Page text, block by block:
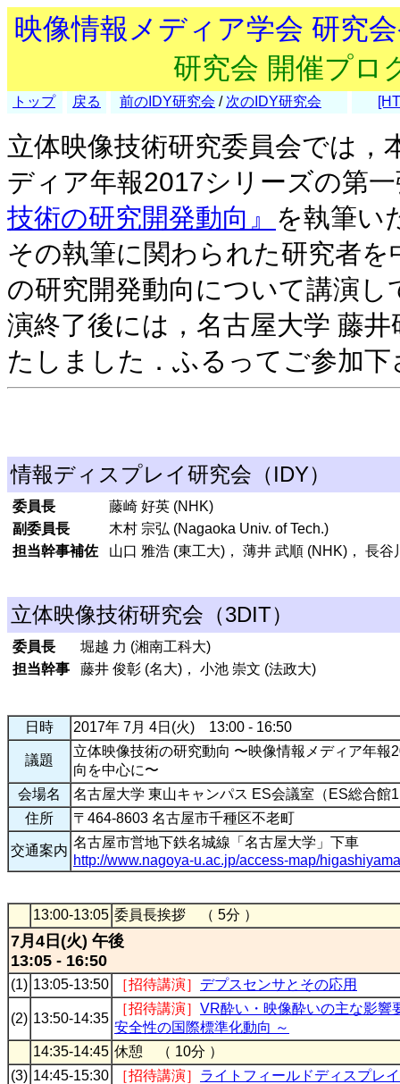
映像情報メディア学会 研究
研究会 開催プロ
トップ 戻る 前のIDY研究会 / 次のIDY研究会
立体映像技術研究委員会では，
ディア年報2017シリーズの第
技術の研究開発動向』 を執筆い
その執筆に関わられた研究者を
の研究開発動向について講演
演終了後には，名古屋大学 藤
たしました．ふるってご参加下
情報ディスプレイ研究会（IDY）
委員長
藤崎 好英 (NHK)
副委員長
木村 宗弘 (Nagaoka Univ. of Tech.)
担当幹事補佐
山口 雅浩 (東工大)， 薄井 武順 (NHK)， 長谷
立体映像技術研究会（3DIT）
委員長
堀越 力 (湘南工科大)
担当幹事
藤井 俊彰 (名大)， 小池 崇文 (法政大)
日時 2017年 7月 4日(火) 13:00 - 16:50
議題
立体映像技術の研究動向 〜映像情報メディア年
向を中心に〜
会場名
名古屋大学 東山キャンパス ES会議室（ES総合館
住所
〒464-8603 名古屋市千種区不老町
交通案内
名古屋市営地下鉄名城線「名古屋大学」下車
http://www.nagoya-u.ac.jp/access-map/
13:00-13:05 委員長挨拶 （ 5分 ）
7月4日(火) 午後
13:05 - 16:50
(1) 13:05-13:50 ［招待講演］ デプスセンサとその応用
(2) 13:50-14:35
［招待講演］ VR酔い・映像酔いの主な影響
安全性の国際標準化動向 ～
14:35-14:45 休憩 （ 10分 ）
(3) 14:45-15:30 ［招待講演］ ライトフィールドディスプレ